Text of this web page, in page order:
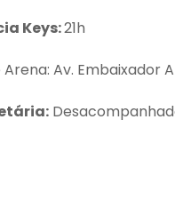
Keys:21h
Av. Embaixador